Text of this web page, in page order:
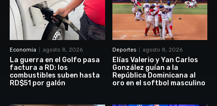
Economía agosto 8, 2026
La guerra en el Golfo pasa
factura a RD: los
combustibles suben hasta
RD$51 por galón
Deportes agosto 8, 2026
Elías Valerio y Yan Carlos
González guían a la
República Dominicana al
oro en el softbol masculino